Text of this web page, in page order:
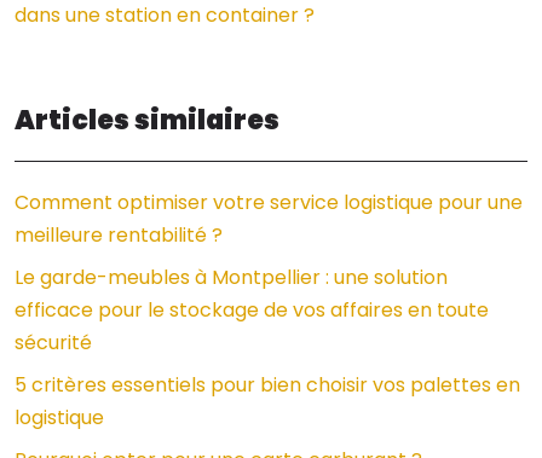
dans une station en container ?
Articles similaires
Comment optimiser votre service logistique pour une
meilleure rentabilité ?
Le garde-meubles à Montpellier : une solution
efficace pour le stockage de vos affaires en toute
sécurité
5 critères essentiels pour bien choisir vos palettes en
logistique